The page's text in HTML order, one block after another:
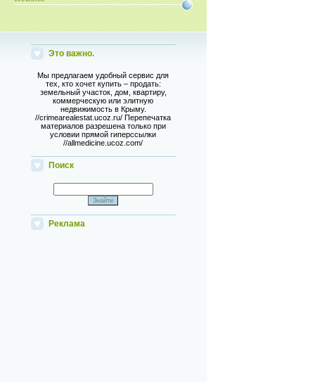
Это важно.
Мы предлагаем удобный сервис для
тех, кто хочет купить – продать:
земельный участок, дом, квартиру,
коммерческую или элитную
недвижимость в Крыму.
//crimearealestat.ucoz.ru/ Перепечатка
материалов разрешена только при
условии прямой гиперссылки
//allmedicine.ucoz.com/
Поиск
Реклама